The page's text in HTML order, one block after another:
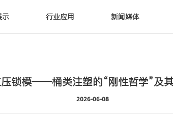
示 行业应用 新闻媒体
锁模——桶类注塑的“刚性哲学”及
2026-06-08